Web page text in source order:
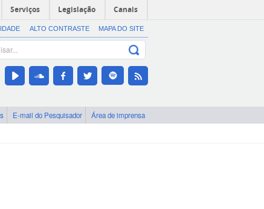
Serviços Legislação Canais
ALTO CONTRASTE MAPA DO SITE
E-mail do Pesquisador Área de imprensa